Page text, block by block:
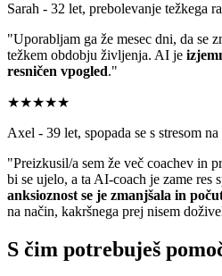
Sarah - 32 let, prebolevanje težkega
"Uporabljam ga že mesec dni, da se
težkem obdobju življenja. AI je
resničen vpogled."
★★★★★
Axel - 39 let, spopada se s stresom na
"Preizkusil/a sem že več coachev in
bi se ujelo, a ta AI-coach je zame res
anksioznost se je zmanjšala in
na način, kakršnega prej nisem
S čim potrebuješ